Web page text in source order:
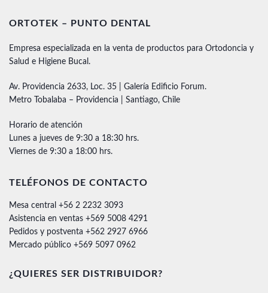
ORTOTEK – PUNTO DENTAL
Empresa especializada en la venta de productos para Ortodoncia y
Salud e Higiene Bucal.
Av. Providencia 2633, Loc. 35 | Galería Edificio Forum.
Metro Tobalaba – Providencia | Santiago, Chile
Horario de atención
Lunes a jueves de 9:30 a 18:30 hrs.
Viernes de 9:30 a 18:00 hrs.
TELÉFONOS DE CONTACTO
Mesa central +56 2 2232 3093
Asistencia en ventas +569 5008 4291
Pedidos y postventa +562 2927 6966
Mercado público +569 5097 0962
¿QUIERES SER DISTRIBUIDOR?